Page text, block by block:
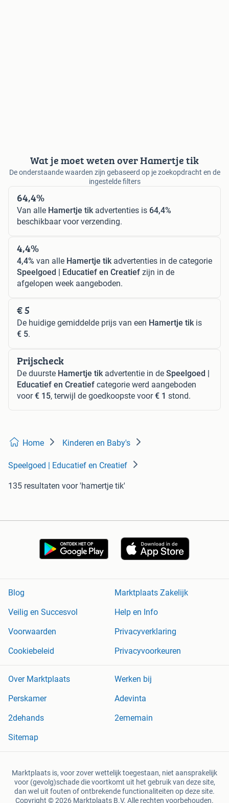
Wat je moet weten over Hamertje tik
De onderstaande waarden zijn gebaseerd op je zoekopdracht en de
ingestelde filters
64,4%
Van alle Hamertje tikadvertenties is 64,4%
beschikbaar voor verzending.
4,4%
4,4% van alle Hamertje tikadvertenties in de categorie
Speelgoed | Educatief en Creatief zijn in de
afgelopen week aangeboden.
€ 5
De huidige gemiddelde prijs van een Hamertje tikis
€ 5.
Prijscheck
De duurste Hamertje tikadvertentie in de Speelgoed |
Educatief en Creatief categorie werd aangeboden
voor€ 15, terwijl de goedkoopste voor€ 1 stond.
Home Kinderen en Baby's
Speelgoed | Educatief en Creatief
135 resultaten voor 'hamertje tik'
Blog
Marktplaats Zakelijk
Veilig en Succesvol
Help en Info
Voorwaarden
Privacyverklaring
Cookiebeleid
Privacyvoorkeuren
Over Marktplaats
Werken bij
Perskamer
Adevinta
2dehands
2ememain
Sitemap
Marktplaats is, voor zover wettelijk toegestaan, niet aansprakelijk
voor (gevolg)schade die voortkomt uit het gebruik van deze site,
dan wel uit fouten of ontbrekende functionaliteiten op deze site.
Copyright © 2026 Marktplaats B.V. Alle rechten voorbehouden.